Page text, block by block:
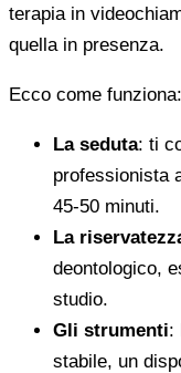
terapia in
quella in presenza.
Ecco come funziona:
La seduta: ti
professionista
45-50 minuti.
La
deontologico,
studio.
Gli strumenti:
stabile, un